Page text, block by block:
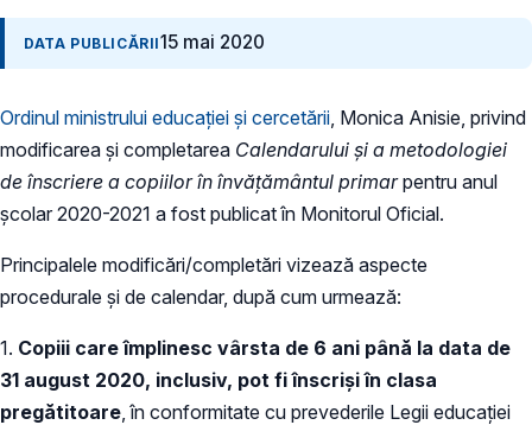
DATA PUBLICĂRII15 mai 2020
Ordinul ministrului educației și cercetării , Monica Anisie, privind
modificarea și completarea Calendarului și a metodologiei
de înscriere a copiilor în învățământul primarpentru anul
școlar 2020-2021 a fost publicat în Monitorul Oficial.
Principalele modificări/completări vizează aspecte
procedurale și de calendar, după cum urmează:
1. Copiii care împlinesc vârsta de 6 ani până la data de
31 august 2020, inclusiv, pot fi înscriși în clasa
pregătitoare , în conformitate cu prevederile Legii educației